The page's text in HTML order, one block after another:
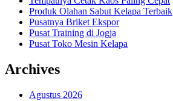
Produk Olahan Sabut Kelapa Terbaik
Pusatnya Briket Ekspor
Pusat Training di Jogja
Pusat Toko Mesin Kelapa
Archives
Agustus 2026